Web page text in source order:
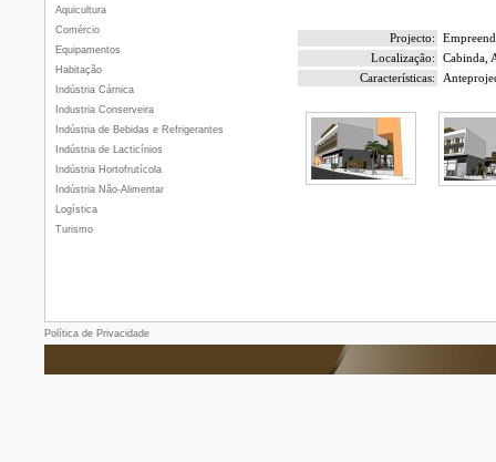
Aquicultura
Comércio
Equipamentos
Habitação
Indústria Cárnica
Industria Conserveira
Indústria de Bebidas e Refrigerantes
Indústria de Lacticínios
Indústria Hortofrutícola
Indústria Não-Alimentar
Logística
Turismo
Projecto:
Localização:
Cabinda,
Características:
Política de Privacidade